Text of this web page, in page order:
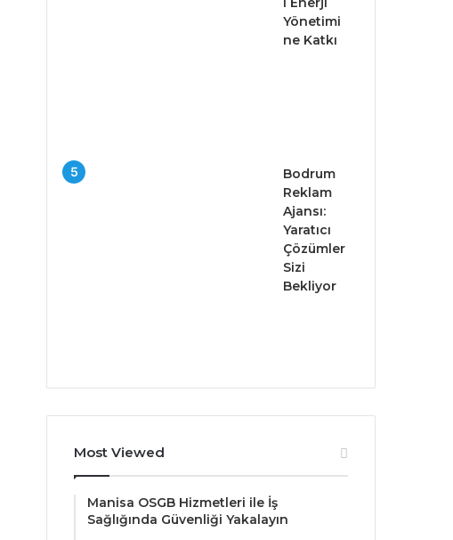
Yönetimi
ne Katkı
Bodrum
Reklam
Ajansı:
Yaratıcı
Çözümler
Sizi
Bekliyor
Most Viewed
Manisa OSGB Hizmetleri ile İş
Sağlığında Güvenliği Yakalayın